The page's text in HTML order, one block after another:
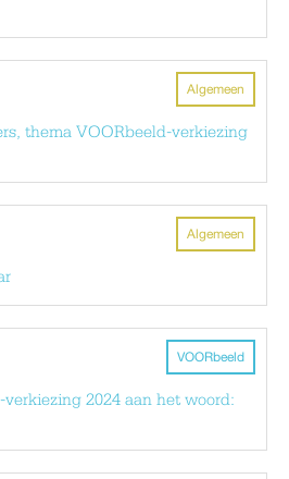
Algemeen
thema VOORbeeld-verkiezing
Algemeen
VOORbeeld
2024 aan het woord: